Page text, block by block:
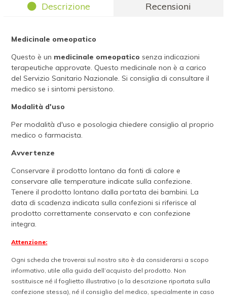
Descrizione Recensioni
Medicinale omeopatico
Questo è un medicinale omeopatico senza indicazioni
terapeutiche approvate. Questo medicinale non è a carico
del Servizio Sanitario Nazionale. Si consiglia di consultare il
medico se i sintomi persistono.
Modalità d'uso
Per modalità d'uso e posologia chiedere consiglio al proprio
medico o farmacista.
Avvertenze
Conservare il prodotto lontano da fonti di calore e
conservare alle temperature indicate sulla confezione.
Tenere il prodotto lontano dalla portata dei bambini. La
data di scadenza indicata sulla confezioni si riferisce al
prodotto correttamente conservato e con confezione
integra.
Attenzione:
Ogni scheda che troverai sul nostro sito è da considerarsi a scopo
informativo, utile alla guida dell’acquisto del prodotto. Non
sostituisce né il foglietto illustrativo (o la descrizione riportata sulla
confezione stessa), né il consiglio del medico, specialmente in caso